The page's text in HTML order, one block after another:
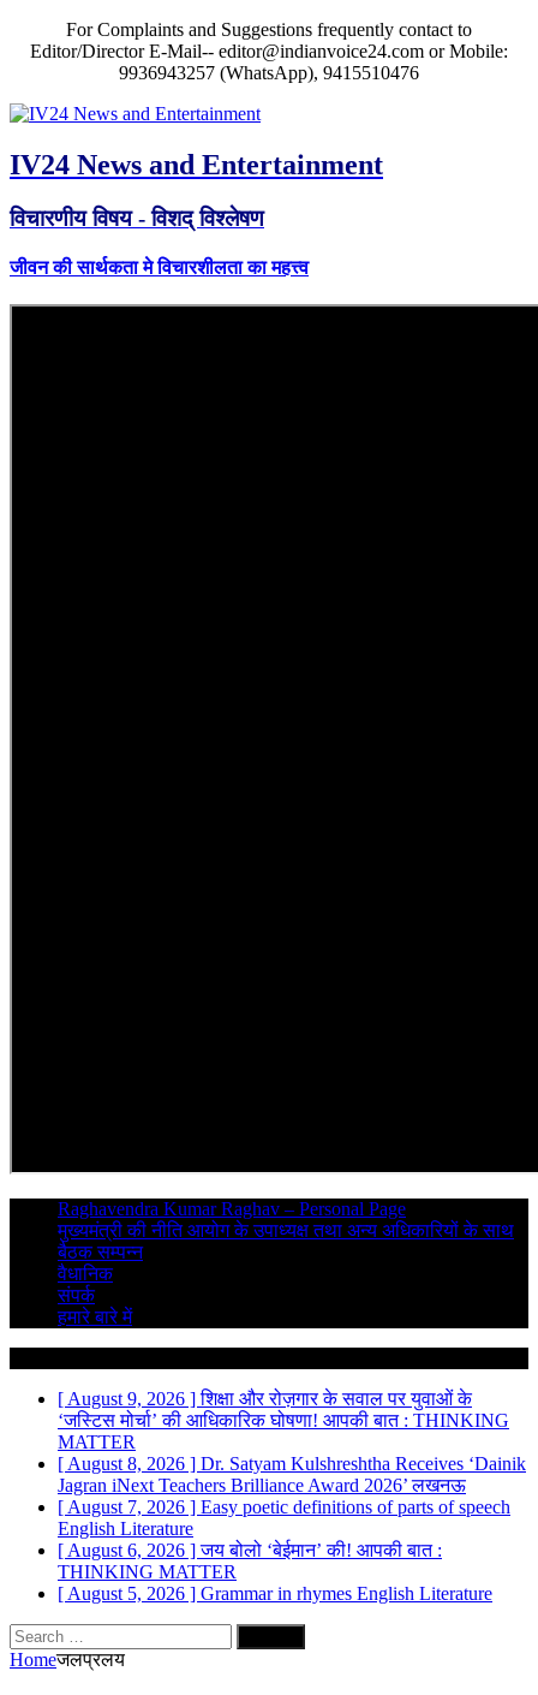
For Complaints and Suggestions frequently contact to
Editor/Director E-Mail-- editor@indianvoice24.com or Mobile:
9936943257 (WhatsApp), 9415510476
IV24 News and Entertainment
विचारणीय विषय - विशद् विश्लेषण
जीवन की सार्थकता मे विचारशीलता का महत्त्व
Raghavendra Kumar Raghav – Personal Page
मुख्यमंत्री की नीति आयोग के उपाध्यक्ष तथा अन्य अधिकारियों के साथ
बैठक सम्पन्न
वैधानिक
संपर्क
हमारे बारे में
[ August 9, 2026 ]शिक्षा और रोज़गार के सवाल पर युवाओं के
‘जस्टिस मोर्चा’ की आधिकारिक घोषणा! आपकी बात : THINKING
MATTER
[ August 8, 2026 ] Dr. Satyam Kulshreshtha Receives ‘Dainik
Jagran iNext Teachers Brilliance Award 2026’लखनऊ
[ August 7, 2026 ] Easy poetic definitions of parts of speech
English Literature
[ August 6, 2026 ]जय बोलो ‘बेईमान’ की! आपकी बात :
THINKING MATTER
[ August 5, 2026 ] Grammar in rhymes English Literature
Search
for:
Homeजलप्रलय